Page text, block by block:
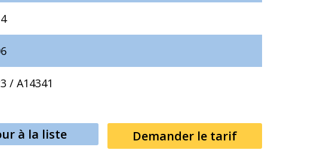
/A14341
à la liste Demander le tarif